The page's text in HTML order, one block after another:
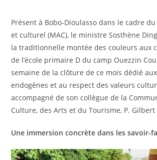
Présent à Bobo-Dioulasso dans le cadre
et culturel (MAC), le ministre Sosthène
la traditionnelle montée des couleurs aux
de l’école primaire D du camp Ouezzin
semaine de la clôture de ce mois dédié
endogènes et au respect des valeurs
accompagné de son collègue de la
Culture, des Arts et du Tourisme, P. Gilbert
Une immersion concrète dans les savoir-